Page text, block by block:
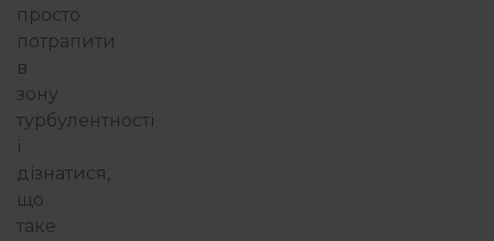
просто
потрапити
в
зону
турбулентності
і
дізнатися,
що
таке